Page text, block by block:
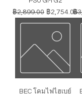
ราคาปกติ
฿2,899.00 ราคาขายล
฿2,754.05
ร
฿
BEC โคมไฟไฮเบย์